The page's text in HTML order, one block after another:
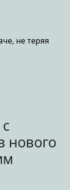
не теряя
нового